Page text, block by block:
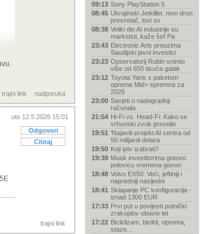
trajni link nadporuka
uto 12.5.2026 15:01
Odgovori
Citiraj
trajni link
09:13 Sony PlayStation 5
08:45 Ukrajinski Jetkiller, novi dron
presretač, lovi sv
08:38 Veliki dio AI industrije su
marksisti, kaže šef Pa
23:43 Electronic Arts preuzima
Saudijski javni investici
23:23 Opservatorij Rubin snimio
više od 650 tisuća galak
23:12 Toyota Yaris s paketom
opreme Mid+ spremna za
2026
23:00 Savjeti o nadogradnji
računala
21:54 Hi-Fi vs. Head-Fi: Kako se
vrhunski zvuk preselio
19:51 'Najaviti projekt AI centra od
50 milijardi dolara
19:50 Koji iptv izabrati?
19:39 Musk investitorima gotovo
polovicu vremena govori
18:48 Volvo EX50: Veći, jeftiniji i
napredniji nasljedni
18:41 Sklapanje PC konfiguracija -
iznad 1300 EUR
17:33 Prvi put u povijesti putnički
zrakoplov obavio let
17:22 Biciklizam, bicikli, oprema,
staze...